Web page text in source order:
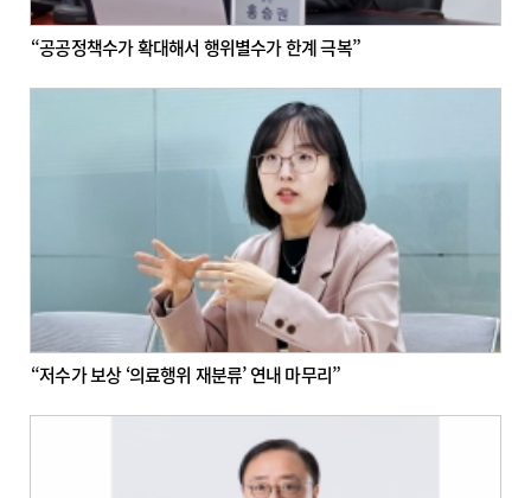
“공공정책수가 확대해서 행위별수가 한계 극복”
“저수가 보상 ‘의료행위 재분류’ 연내 마무리”